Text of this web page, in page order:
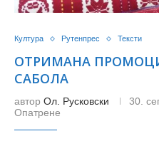
Култура Рутенпрес Тексти
ОТРИМАНА
САБОЛА
автор Ол. Русковски 30.
Опатрене